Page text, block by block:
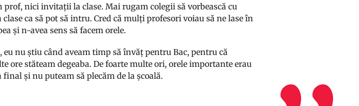
nici invitații la clase. Mai rugam colegii să vorbească cu
ca să pot să intru. Cred că mulți profesori voiau să ne lase în
și n-avea sens să facem orele.
eu nu știu când aveam timp să învăț pentru Bac, pentru că
ore stăteam degeaba. De foarte multe ori, orele importante erau
și nu puteam să plecăm de la școală.